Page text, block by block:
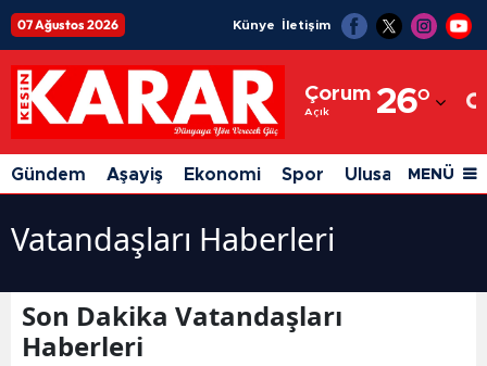
07 Ağustos 2026 Künye İletişim
Çorum
Açık 26°
Adıyaman
Afyonkarahisar
Ağrı
Amasya
Ankara
Antalya
Gündem Aşayiş Ekonomi Spor Ulusal Siyaset
MENÜ
Vatandaşları Haberleri
Son Dakika Vatandaşları
Haberleri